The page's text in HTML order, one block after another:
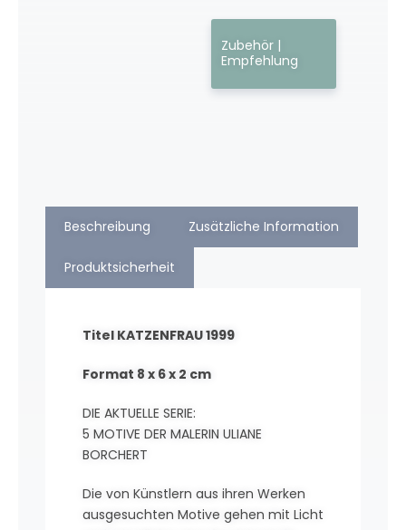
Zubehör |
Empfehlung
Beschreibung Zusätzliche Information
Produktsicherheit
Titel KATZENFRAU 1999
Format 8 x 6 x 2 cm
DIE AKTUELLE SERIE:
5 MOTIVE DER MALERIN ULIANE
BORCHERT
Die von Künstlern aus ihren Werken
ausgesuchten Motive gehen mit Licht